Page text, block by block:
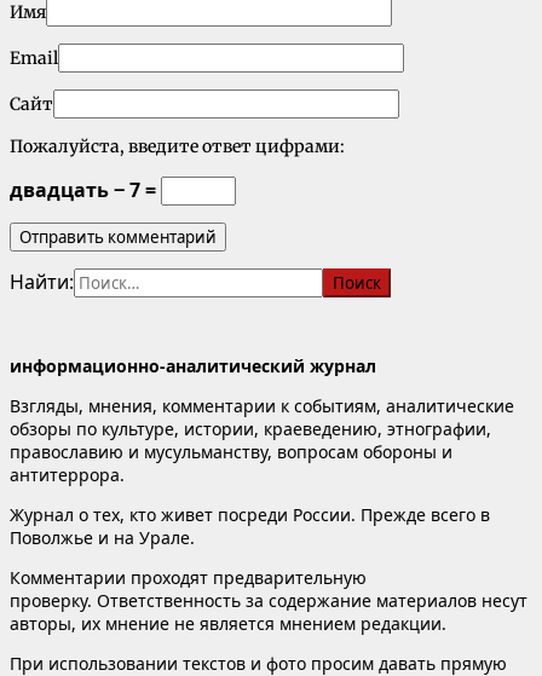
Имя
Email
Сайт
Пожалуйста, введите ответ цифрами:
двадцать − 7 =
Найти:
информационно-аналитический журнал
Взгляды, мнения, комментарии к событиям, аналитические
обзоры по культуре, истории, краеведению, этнографии,
православию и мусульманству, вопросам обороны и
антитеррора.
Журнал о тех, кто живет посреди России. Прежде всего в
Поволжье и на Урале.
Комментарии проходят предварительную
проверку. Ответственность за содержание материалов несут
авторы, их мнение не является мнением редакции.
При использовании текстов и фото просим давать прямую